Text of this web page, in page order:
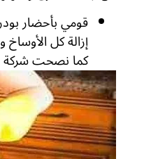
قومي بأحضار
إزالة كل
كما نصحت شركة